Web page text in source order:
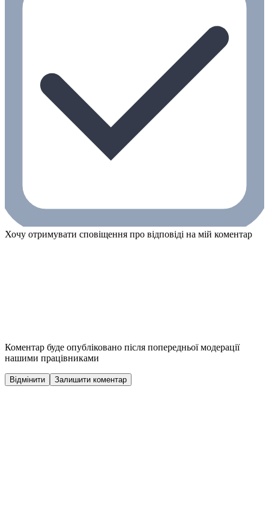
Хочу отримувати сповіщення про відповіді на мій коментар
Коментар буде опубліковано після попередньої модерації
нашими працівниками
Відмінити Залишити коментар